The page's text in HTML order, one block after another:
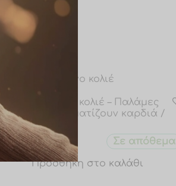
Ατσάλινο κολιέ – Παλάμες
που σχηματίζουν καρδιά /
ak0039
€8.00 Σε απόθεμα
Προσθήκη στο καλάθι